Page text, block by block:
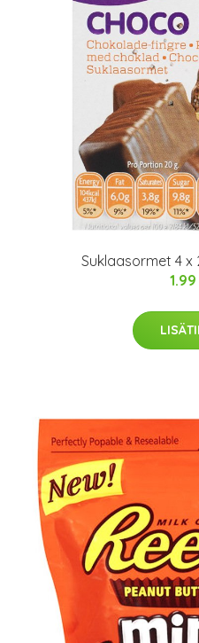
Suklaasormet 4 x
1.99